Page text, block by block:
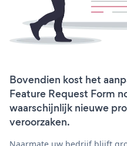
Bovendien kost het
Feature Request Form
waarschijnlijk nieuwe
veroorzaken.